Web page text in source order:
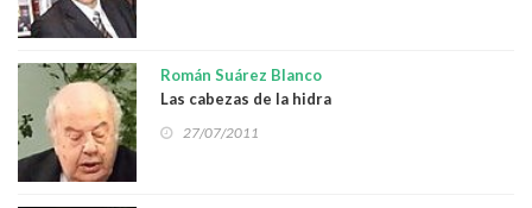
Román Suárez Blanco
Las cabezas de la hidra
27/07/2011